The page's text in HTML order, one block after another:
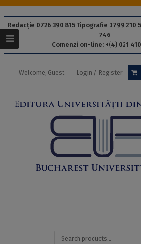
Redacție 0726 390 815 Tipografie 0799 210
746
Comenzi on-line: +(4) 021
Welcome, Guest Login / Register
Search